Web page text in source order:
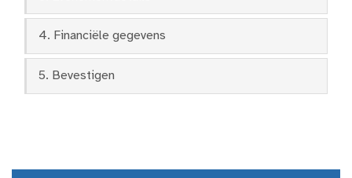
4. Financiële gegevens
5. Bevestigen